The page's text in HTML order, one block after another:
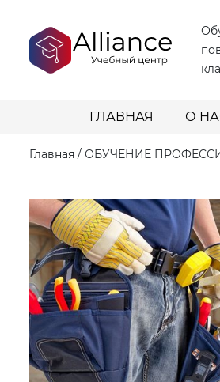
ГЛАВНАЯ О
Главная / ОБУЧЕНИЕ